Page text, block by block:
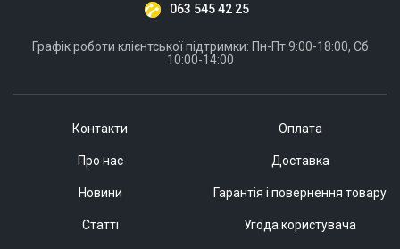
Контакти
Про нас
Новини
Статті
Оплата
Доставка
Гарантія і повернення товару
Угода користувача
063 545 42 25
Графік роботи клієнтської підтримки: Пн-Пт 9:00-18:00, Сб
10:00-14:00